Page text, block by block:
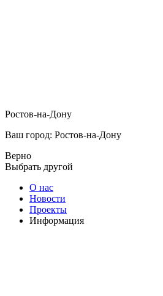
Ростов-на-Дону
Ваш город: Ростов-на-Дону
Верно
Выбрать другой
О нас
Новости
Проекты
Информация